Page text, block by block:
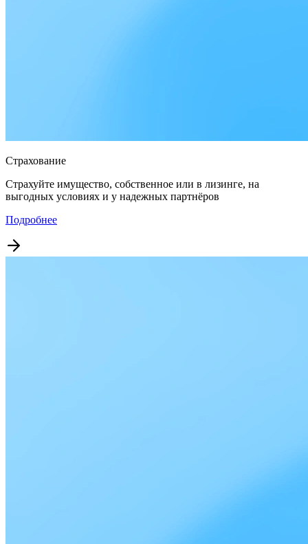
Страхование
Страхуйте имущество, собственное или в лизинге, на
выгодных условиях и у надежных партнёров
Подробнее